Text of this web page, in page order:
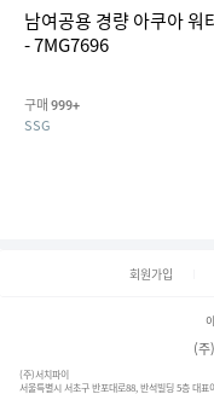
남여공용 경량 아쿠아 워
- 7MG7696
구매 999+
SSG
회원가입
(
(주)서치파이
서울특별시 서초구 반포대로88, 반석빌딩 5층 대표